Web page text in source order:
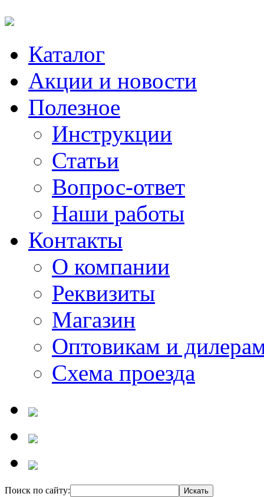
Каталог
Акции и новости
Полезное
Инструкции
Статьи
Вопрос-ответ
Наши работы
Контакты
О компании
Реквизиты
Магазин
Оптовикам и
Схема проезда
Поиск по сайту: